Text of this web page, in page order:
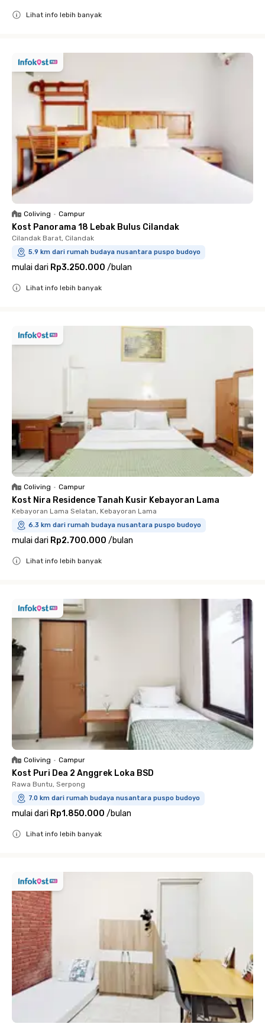
Lihat info lebih banyak
Coliving • Campur
Kost Panorama 18 Lebak Bulus Cilandak
Cilandak Barat, Cilandak
5.9 km dari rumah budaya nusantara puspo budoyo
mulai dari Rp3.250.000 /bulan
Lihat info lebih banyak
Coliving • Campur
Kost Nira Residence Tanah Kusir Kebayoran Lama
Kebayoran Lama Selatan, Kebayoran Lama
6.3 km dari rumah budaya nusantara puspo budoyo
mulai dari Rp2.700.000 /bulan
Lihat info lebih banyak
Coliving • Campur
Kost Puri Dea 2 Anggrek Loka BSD
Rawa Buntu, Serpong
7.0 km dari rumah budaya nusantara puspo budoyo
mulai dari Rp1.850.000 /bulan
Lihat info lebih banyak